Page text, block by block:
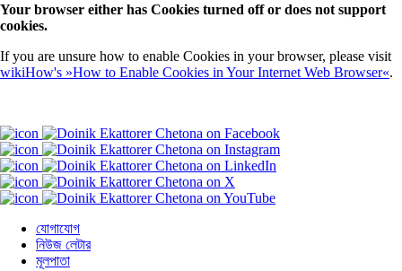
Your browser either has Cookies turned off or does not support
cookies.
If you are unsure how to enable Cookies in your browser, please visit
wikiHow's »How to Enable Cookies in Your Internet Web Browser«.
যোগাযোগ
নিউজ লেটার
মূলপাতা